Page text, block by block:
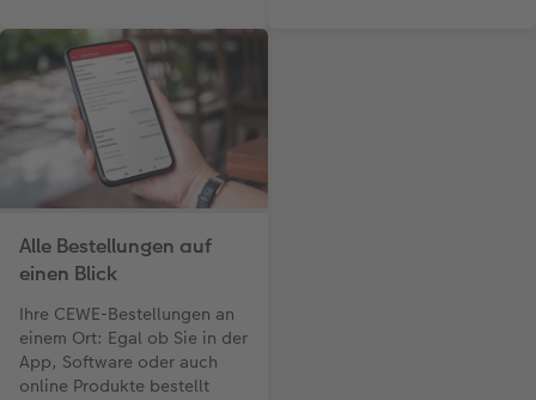
Alle Bestellungen auf
einen Blick
Ihre CEWE-Bestellungen an
einem Ort: Egal ob Sie in der
App, Software oder auch
online Produkte bestellt